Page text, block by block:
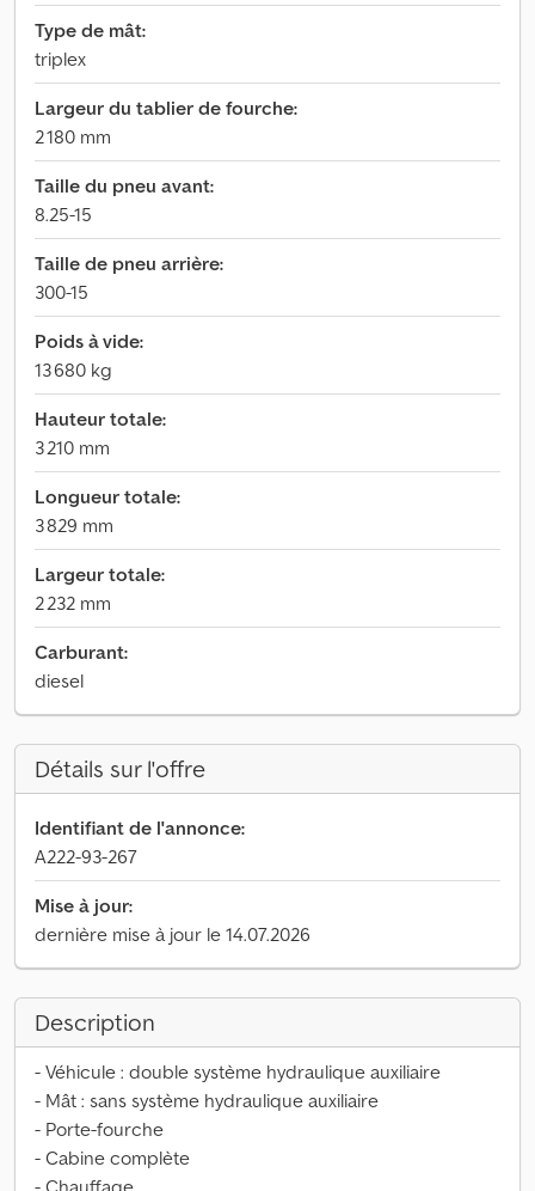
Type de mât:
triplex
Largeur du tablier de fourche:
2 180 mm
Taille du pneu avant:
8.25-15
Taille de pneu arrière:
300-15
Poids à vide:
13 680 kg
Hauteur totale:
3 210 mm
Longueur totale:
3 829 mm
Largeur totale:
2 232 mm
Carburant:
diesel
Détails sur l'offre
Identifiant de l'annonce:
A222-93-267
Mise à jour:
dernière mise à jour le 14.07.2026
Description
- Véhicule : double système hydraulique auxiliaire
- Mât : sans système hydraulique auxiliaire
- Porte-fourche
- Cabine complète
- Chauffage